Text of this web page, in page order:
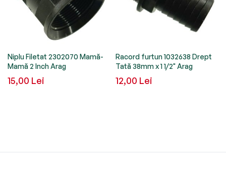
Niplu Filetat 2302070 Mamă-
Mamă 2 Inch Arag
15,00 Lei
Racord furtun 1032638 Drept
Tată 38mm x 1 1/2" Arag
12,00 Lei